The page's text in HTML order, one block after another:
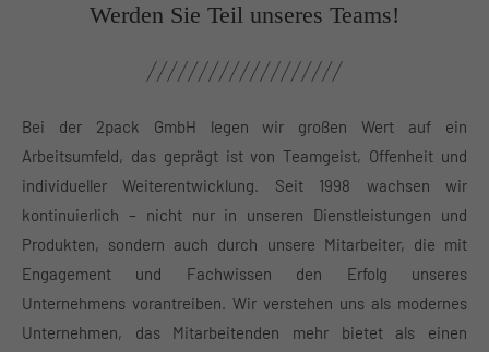
Werden Sie Teil unseres Teams!
Bei der 2pack GmbH legen wir großen Wert auf ein
Arbeitsumfeld, das geprägt ist von Teamgeist, Offenheit und
individueller Weiterentwicklung. Seit 1998 wachsen wir
kontinuierlich – nicht nur in unseren Dienstleistungen und
Produkten, sondern auch durch unsere Mitarbeiter, die mit
Engagement und Fachwissen den Erfolg unseres
Unternehmens vorantreiben. Wir verstehen uns als modernes
Unternehmen, das Mitarbeitenden mehr bietet als einen